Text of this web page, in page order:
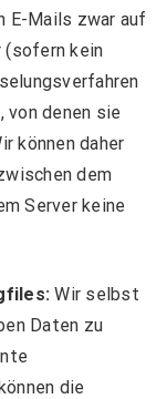
E-Mails zwar auf
(sofern kein
von denen sie
können daher
dem
Server keine
Wir selbst
Daten zu
die